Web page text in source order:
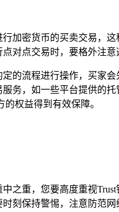
加密货币的买卖交易，
对点交易时，要格外注
的流程进行操作，买家
务，如一些平台提供的
权益得到有效保障。
之重，您要高度重视
刻保持警惕，注意防范